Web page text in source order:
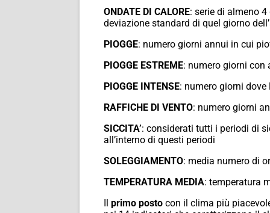
ONDATE DI CALORE: serie di almeno
deviazione standard di quel giorno
PIOGGE: numero giorni annui in cui
PIOGGE ESTREME: numero giorni con
PIOGGE INTENSE: numero giorni
RAFFICHE DI VENTO: numero giorni
SICCITA’: considerati tutti i periodi di
all’interno di questi periodi
SOLEGGIAMENTO: media numero di
TEMPERATURA MEDIA: temperatura
Il primo posto con il clima più